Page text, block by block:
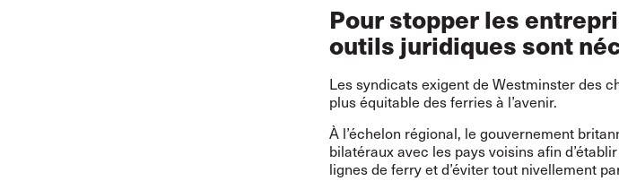
Pour stopper les
outils juridiques sont
Les syndicats exigent de Westminster des
plus équitable des ferries à l’avenir.
À l’échelon régional, le gouvernement
bilatéraux avec les pays voisins afin
lignes de ferry et d’éviter tout nivellement